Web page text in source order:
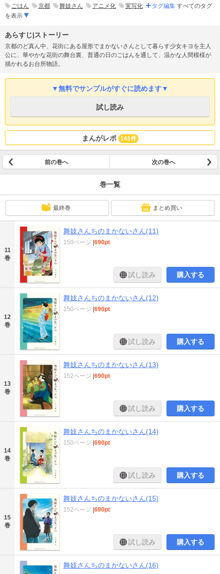
ごはん 京都 舞妓さん アニメ化 実写化 タグ編集 すべてのタグ
を表示
あらすじ|ストーリー
京都のど真ん中、花街にある屋形でまかないさんとして暮らす少女キヨを主人
公に、華やかな花街の舞台裏、普通の日のごはんを通して、温かな人間模様が
描かれるお台所物語。
▼無料でサンプルがすぐに読めます▼
試し読み
まんがレポ 141件
前の巻へ 次の巻へ
巻一覧
最終巻 まとめ買い
11
巻
舞妓さんちのまかないさん(11)
150ページ 690pt
試し読み 購入する
12
巻
舞妓さんちのまかないさん(12)
150ページ 690pt
試し読み 購入する
13
巻
舞妓さんちのまかないさん(13)
152ページ 690pt
試し読み 購入する
14
巻
舞妓さんちのまかないさん(14)
150ページ 690pt
試し読み 購入する
15
巻
舞妓さんちのまかないさん(15)
152ページ 690pt
試し読み 購入する
舞妓さんちのまかないさん(16)